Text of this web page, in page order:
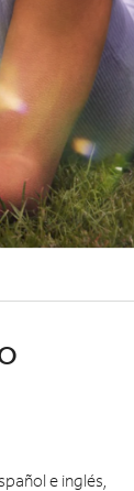
e inglés,